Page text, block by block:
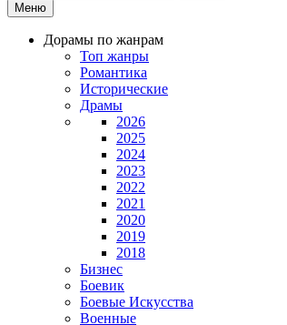
Меню
Дорамы по жанрам
Топ жанры
Романтика
Исторические
Драмы
2026
2025
2024
2023
2022
2021
2020
2019
2018
Бизнес
Боевик
Боевые Искусства
Военные